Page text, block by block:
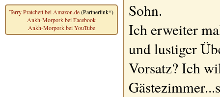
Terry Pratchett bei Amazon.de(Partnerlink*)
Ankh-Morpork bei Facebook
Ankh-Morpork bei YouTube
Sohn.
Ich erweiter
und lustiger
Vorsatz? Ich